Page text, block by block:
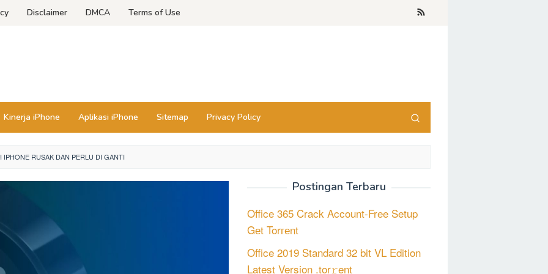
Disclaimer DMCA Terms of Use
Kinerja iPhone Aplikasi iPhone Sitemap Privacy Policy
IPHONE RUSAK DAN PERLU DI GANTI
Postingan Terbaru
Office 365 Crack Account-Free Setup
Gеt Torгеnt
Office 2019 Standard 32 bit VL Edition
Latest Version .tor𝚛ent